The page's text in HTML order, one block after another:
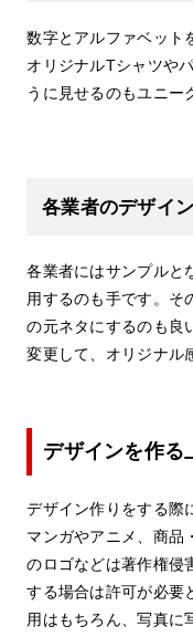
数字とアルファベット
オリジナルTシャツや
うに見せるのもユニー
各業者のデザイ
各業者にはサンプルと
用するのも手です。そ
の元ネタにするのも良
変更して、オリジナル
デザインを作る
デザイン作りをする際
マンガやアニメ、商品
のロゴなどは著作権侵
する場合は許可が必要
用はもちろん、写真に